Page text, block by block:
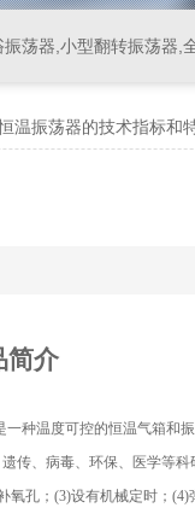
荡器,小型翻转振荡器,
温振荡器的技术指标和
简介
一种温度可控的恒温气箱和
传、病毒、环保、医学等
氧孔； (3)设有机械定时； (4)